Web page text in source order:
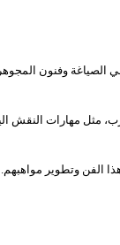
الصياغة وفنون
مثل مهارات النقش
الفن وتطوير مواهبهم.